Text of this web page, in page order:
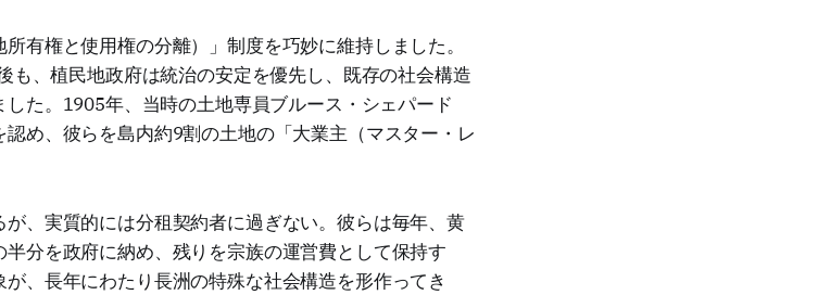
有権と使用権の分離）」制度を巧妙に維持しました。
も、植民地政府は統治の安定を優先し、既存の社会構造
た。1905年、当時の土地専員ブルース・シェパード
め、彼らを島内約9割の土地の「大業主（マスター・レ
が、実質的には分租契約者に過ぎない。彼らは毎年、黄
分を政府に納め、残りを宗族の運営費として保持す
、長年にわたり長洲の特殊な社会構造を形作ってき